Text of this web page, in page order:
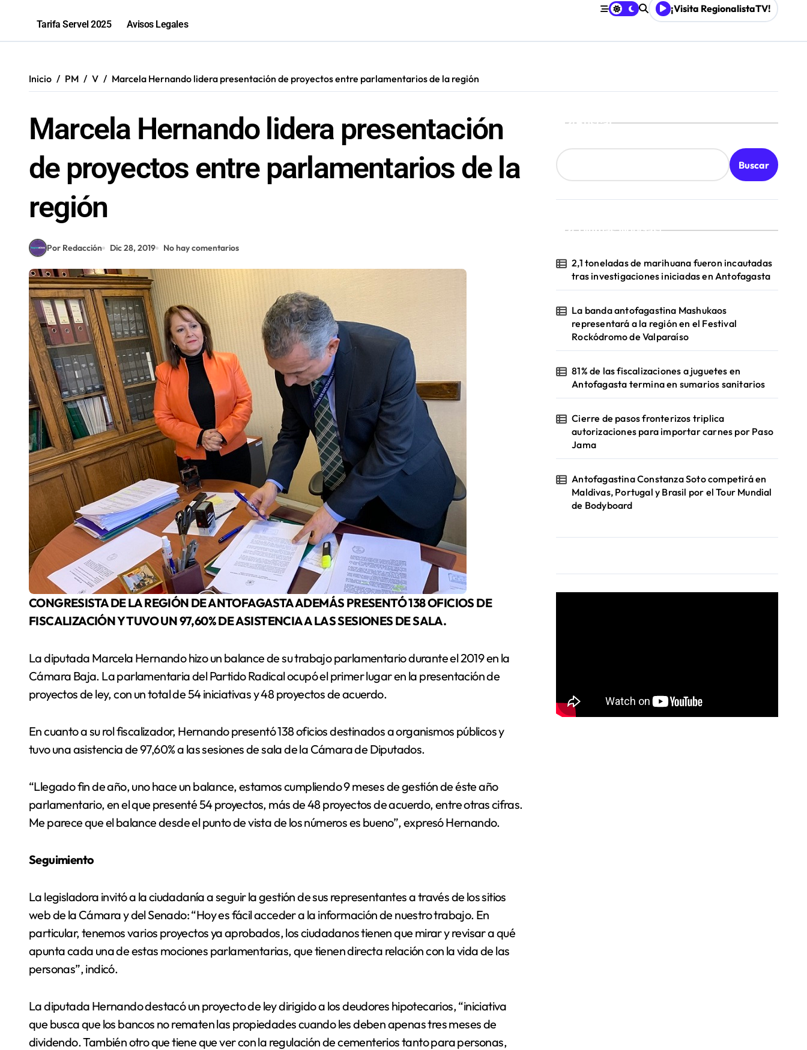
Tarifa Servel 2025 Avisos Legales
¡Visita RegionalistaTV!
Inicio PM V Marcela Hernando lidera presentación de proyectos entre parlamentarios de la región
Marcela Hernando lidera presentación
de proyectos entre parlamentarios de la
región
Por Redacción Dic 28, 2019 No hay comentarios
CONGRESISTA DE LA REGIÓN DE ANTOFAGASTA ADEMÁS PRESENTÓ 138 OFICIOS DE
FISCALIZACIÓN Y TUVO UN 97,60% DE ASISTENCIA A LAS SESIONES DE SALA.
La diputada Marcela Hernando hizo un balance de su trabajo parlamentario durante el 2019 en la
Cámara Baja. La parlamentaria del Partido Radical ocupó el primer lugar en la presentación de
proyectos de ley, con un total de 54 iniciativas y 48 proyectos de acuerdo.
En cuanto a su rol fiscalizador, Hernando presentó 138 oficios destinados a organismos públicos y
tuvo una asistencia de 97,60% a las sesiones de sala de la Cámara de Diputados.
“Llegado fin de año, uno hace un balance, estamos cumpliendo 9 meses de gestión de éste año
parlamentario, en el que presenté 54 proyectos, más de 48 proyectos de acuerdo, entre otras cifras.
Me parece que el balance desde el punto de vista de los números es bueno”, expresó Hernando.
Seguimiento
La legisladora invitó a la ciudadanía a seguir la gestión de sus representantes a través de los sitios
web de la Cámara y del Senado: “Hoy es fácil acceder a la información de nuestro trabajo. En
particular, tenemos varios proyectos ya aprobados, los ciudadanos tienen que mirar y revisar a qué
apunta cada una de estas mociones parlamentarias, que tienen directa relación con la vida de las
personas”, indicó.
La diputada Hernando destacó un proyecto de ley dirigido a los deudores hipotecarios, “iniciativa
que busca que los bancos no rematen las propiedades cuando les deben apenas tres meses de
dividendo. También otro que tiene que ver con la regulación de cementerios tanto para personas,
Buscar
Buscar
¡Ultimas Noticias!
2,1 toneladas de marihuana fueron incautadas
tras investigaciones iniciadas en Antofagasta
La banda antofagastina Mashukaos
representará a la región en el Festival
Rockódromo de Valparaíso
81% de las fiscalizaciones a juguetes en
Antofagasta termina en sumarios sanitarios
Cierre de pasos fronterizos triplica
autorizaciones para importar carnes por Paso
Jama
Antofagastina Constanza Soto competirá en
Maldivas, Portugal y Brasil por el Tour Mundial
de Bodyboard